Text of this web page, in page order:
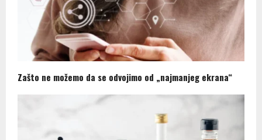
Zašto ne možemo da se odvojimo od „najmanjeg ekrana“